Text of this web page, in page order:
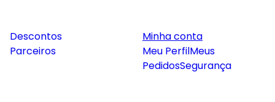
Descontos
Parceiros
Minha conta
Meu PerfilMeus
PedidosSegurança